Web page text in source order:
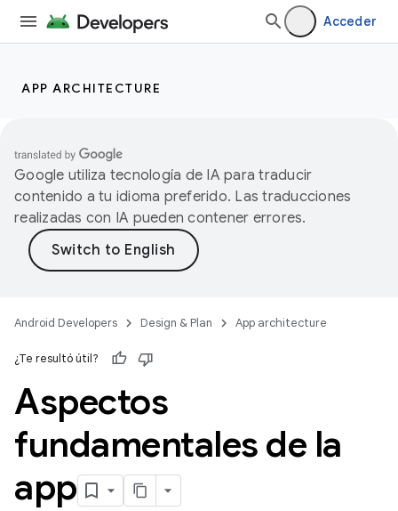
Acceder
APP ARCHITECTURE
Google utiliza tecnología de IA para traducir
contenido a tu idioma preferido. Las traducciones
realizadas con IA pueden contener errores.
Android Developers Design & Plan App architecture
¿Te resultó útil?
Aspectos
fundamentales de la
app